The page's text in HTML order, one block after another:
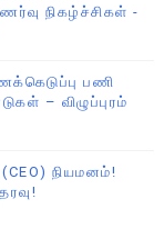
நிகழ்ச்சிகள் -
பணி
– விழுப்புரம்
நியமனம்!